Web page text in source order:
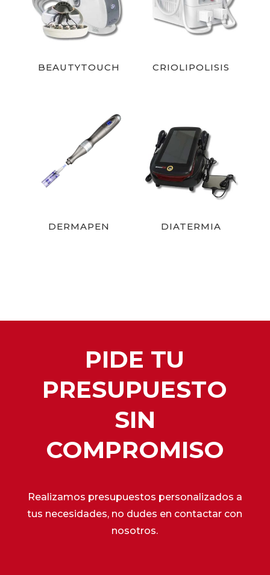
BEAUTYTOUCH CRIOLIPOLISIS
DERMAPEN DIATERMIA
PIDE TU
PRESUPUESTO
SIN
COMPROMISO
Realizamos presupuestos personalizados a
tus necesidades, no dudes en contactar con
nosotros.